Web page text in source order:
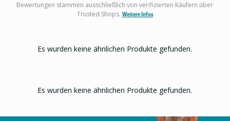
Bewertungen stammen ausschließlich von verifizierten Käufern über
Trusted Shops. Weitere Infos
Es wurden keine ähnlichen Produkte gefunden.
Es wurden keine ähnlichen Produkte gefunden.